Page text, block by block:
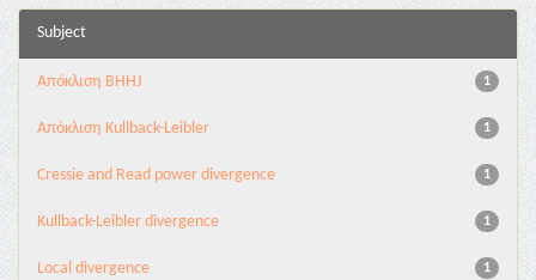
Subject
1
Aπόκλιση BHHJ
1
Aπόκλιση Kullback-Leibler
1
Cressie and Read power divergence
1
Kullback-Leibler divergence
1
Local divergence